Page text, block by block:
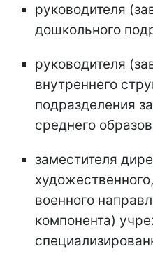
руководителя
дошкольного
руководителя
внутреннего
подразделения
среднего
заместителя
военного
компонента)